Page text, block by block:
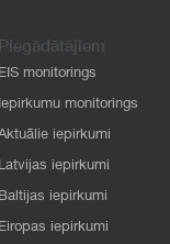
Piegādātājiem
EIS monitorings
Iepirkumu monitorings
iepirkumi
Latvijas iepirkumi
Baltijas iepirkumi
Eiropas iepirkumi